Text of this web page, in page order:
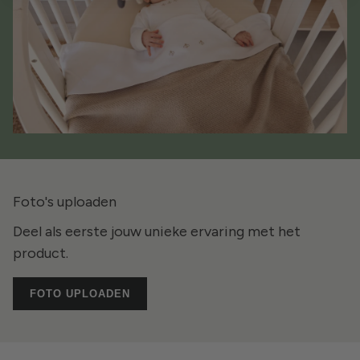
Foto's uploaden
Deel als eerste jouw unieke ervaring met het
product.
FOTO UPLOADEN